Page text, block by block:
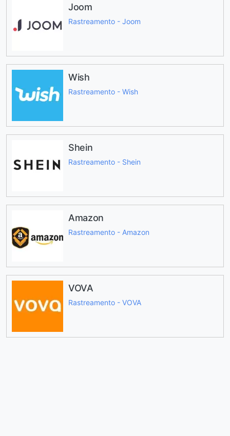
Joom
Rastreamento - Joom
Wish
Rastreamento - Wish
Shein
Rastreamento - Shein
Amazon
Rastreamento - Amazon
VOVA
Rastreamento - VOVA